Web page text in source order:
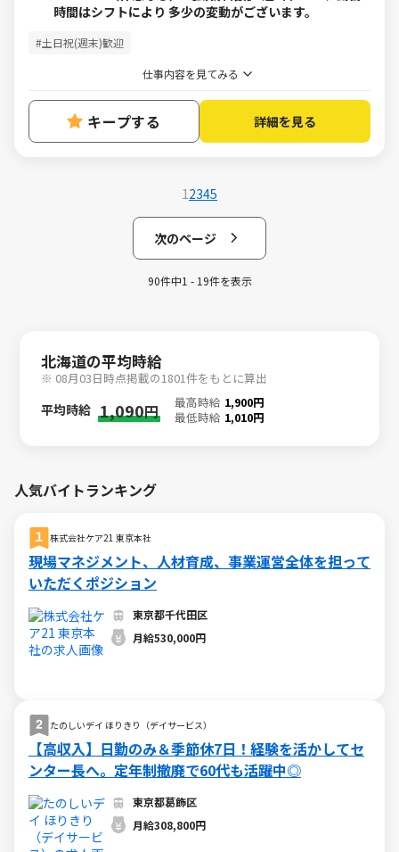
時間はシフトにより 多少の変動がございます。
#土日祝(週末)歓迎
仕事内容を見てみる
キープする 詳細を見る
12345
次のページ
90件中1 - 19件を表示
北海道の平均時給
※ 08月03日時点掲載の1801件をもとに算出
平均時給 1,090円 最高時給 1,900円
最低時給 1,010円
人気バイトランキング
株式会社ケア21 東京本社
現場マネジメント、人材育成、事業運営全体を担って
いただくポジション
東京都千代田区
月給530,000円
たのしいデイ ほりきり（デイサービス）
【高収入】日勤のみ＆季節休7日！経験を活かしてセ
ンター長へ。定年制撤廃で60代も活躍中◎
東京都葛飾区
月給308,800円